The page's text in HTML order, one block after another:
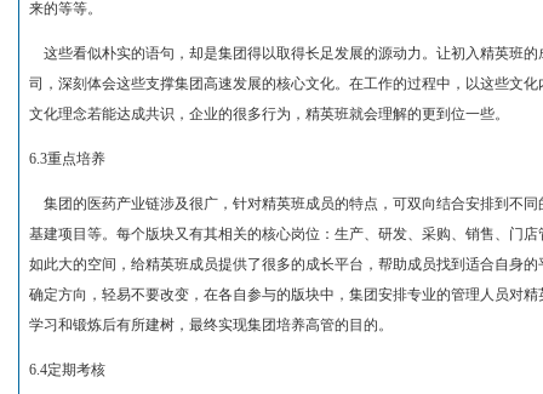
来的等等。
这些看似朴实的语句，却是集团得以取得长足发展的源动力。让初入精英班
司，深刻体会这些支撑集团高速发展的核心文化。在工作的过程中，以这些文
文化理念若能达成共识，企业的很多行为，精英班就会理解的更到位一些。
6.3重点培养
集团的医药产业链涉及很广，针对精英班成员的特点，可双向结合安排到不
基建项目等。每个版块又有其相关的核心岗位：生产、研发、采购、销售、门
如此大的空间，给精英班成员提供了很多的成长平台，帮助成员找到适合自身
确定方向，轻易不要改变，在各自参与的版块中，集团安排专业的管理人员对
学习和锻炼后有所建树，最终实现集团培养高管的目的。
6.4定期考核